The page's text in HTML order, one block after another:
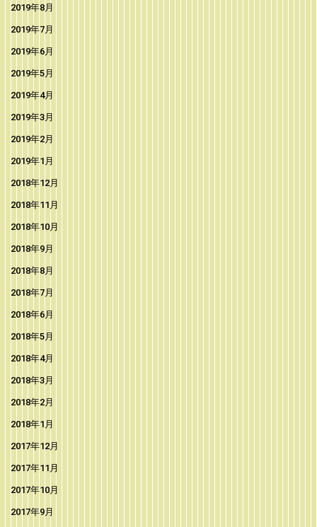
2019年8月
2019年7月
2019年6月
2019年5月
2019年4月
2019年3月
2019年2月
2019年1月
2018年12月
2018年11月
2018年10月
2018年9月
2018年8月
2018年7月
2018年6月
2018年5月
2018年4月
2018年3月
2018年2月
2018年1月
2017年12月
2017年11月
2017年10月
2017年9月